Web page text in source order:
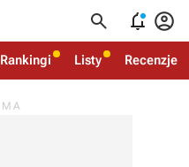
  
Rankingi Listy Recenzje